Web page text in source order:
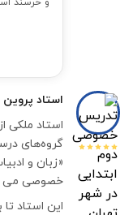
استاد پروین
گروه‌های
«زبان و
خصوصی می
این استاد تا